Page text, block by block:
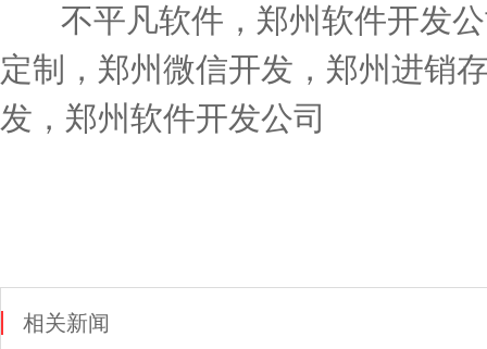
不平凡软件，郑州软件开发
定制，郑州微信开发，郑州进销
发，郑州软件开发公司
相关新闻